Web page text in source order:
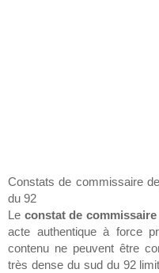
Constats de commissaire
du 92
Le constat de
acte authentique à force
contenu ne peuvent être
très dense du sud du 92